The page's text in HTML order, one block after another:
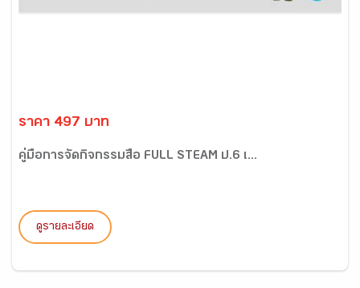
ราคา 497 บาท
คู่มือการจัดกิจกรรมสื่อ FULL STEAM ป.6 เ...
ดูรายละเอียด